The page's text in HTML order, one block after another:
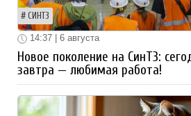
СИНТЗ
14:37 | 6 августа
Новое поколение на СинТЗ:
завтра — любимая работа!